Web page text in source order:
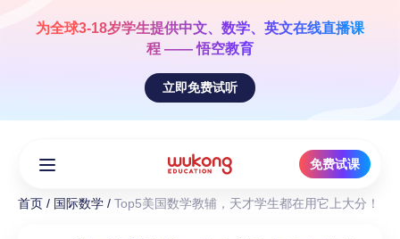
为全球3-18岁学生提供中文、数学、英文在线直播课
程 —— 悟空教育
立即免费试听
免费试课
首页 / 国际数学 / Top5美国数学教辅，天才学生都在用它上大分！